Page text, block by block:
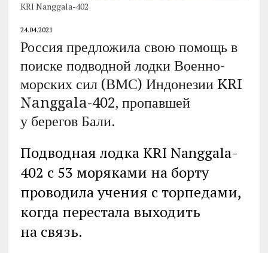
KRI Nanggala-402
24.04.2021
Россия предложила свою помощь в
поиске подводной лодки Военно-
морских сил (ВМС) Индонезии KRI
Nanggala-402, пропавшей
у берегов Бали.
Подводная лодка KRI Nanggala-
402 с 53 моряками на борту
проводила учения с торпедами,
когда перестала выходить
на связь.